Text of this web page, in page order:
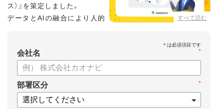
すべて読む
ス）』を策定しました。
データとAIの融合により人的
【資料の内容】
・新ビジョン「Talent intelligence™」実現へのロードマップ
・HRSaaS事業とHRSolution事業が循環する「Infinite Model」
・AI活用の土台、カオナビの「タレントマネジメント」でできる
*
会社名
*
部署区分